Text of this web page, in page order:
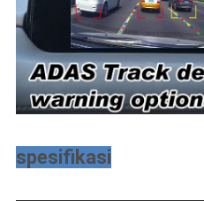
spesifikasi